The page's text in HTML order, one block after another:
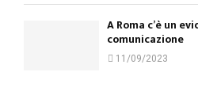
A Roma c’è un
comunicazione
11/09/2023